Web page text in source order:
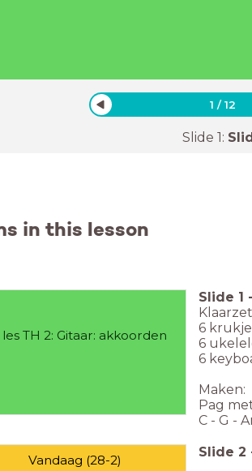
1 /12
Slide 1:
in this lesson
TH 2: Gitaar: akkoorden
Slide 1 -
6
6
6
Maken:
Pag
C - G -
Vandaag (28-2)
Slide 2